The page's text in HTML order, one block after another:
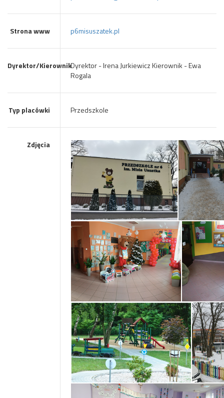
Strona www p6misuszatek.pl
Dyrektor/KierownikDyrektor - Irena Jurkiewicz Kierownik - Ewa
Rogala
Typ placówki Przedszkole
Zdjęcia